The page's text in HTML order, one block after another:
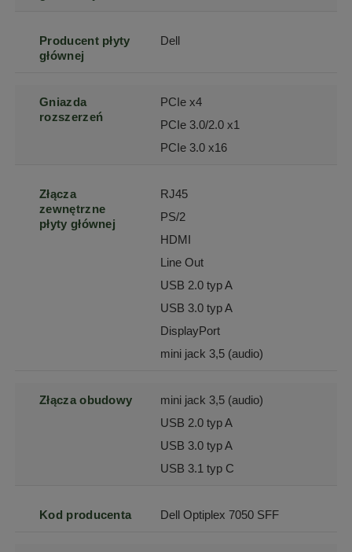
Producent płyty
głównej
Dell
Gniazda
rozszerzeń
PCIe x4
PCIe 3.0/2.0 x1
PCIe 3.0 x16
Złącza
zewnętrzne
płyty głównej
RJ45
PS/2
HDMI
Line Out
USB 2.0 typ A
USB 3.0 typ A
DisplayPort
mini jack 3,5 (audio)
Złącza obudowy
mini jack 3,5 (audio)
USB 2.0 typ A
USB 3.0 typ A
USB 3.1 typ C
Kod producenta Dell Optiplex 7050 SFF